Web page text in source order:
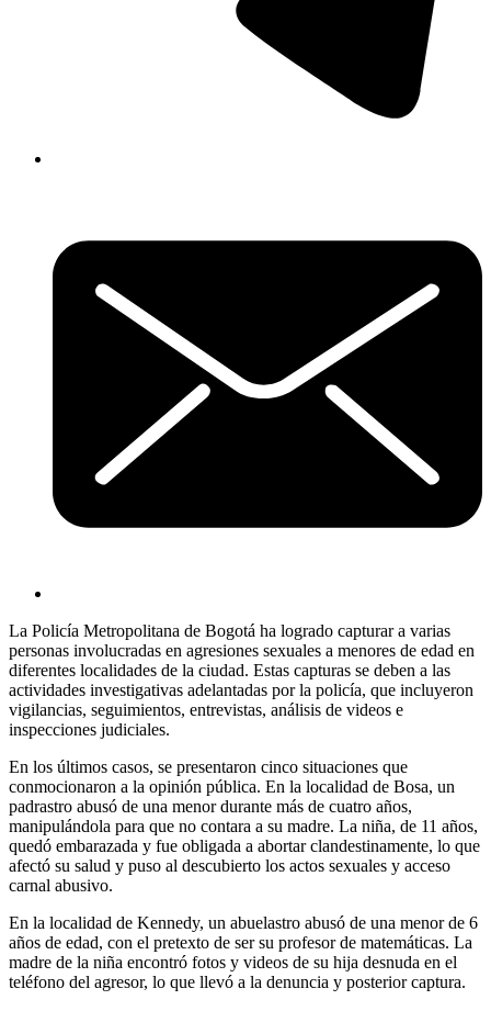
La Policía Metropolitana de Bogotá ha logrado capturar a varias
personas involucradas en agresiones sexuales a menores de edad en
diferentes localidades de la ciudad. Estas capturas se deben a las
actividades investigativas adelantadas por la policía, que incluyeron
vigilancias, seguimientos, entrevistas, análisis de videos e
inspecciones judiciales.
En los últimos casos, se presentaron cinco situaciones que
conmocionaron a la opinión pública. En la localidad de Bosa, un
padrastro abusó de una menor durante más de cuatro años,
manipulándola para que no contara a su madre. La niña, de 11 años,
quedó embarazada y fue obligada a abortar clandestinamente, lo que
afectó su salud y puso al descubierto los actos sexuales y acceso
carnal abusivo.
En la localidad de Kennedy, un abuelastro abusó de una menor de 6
años de edad, con el pretexto de ser su profesor de matemáticas. La
madre de la niña encontró fotos y videos de su hija desnuda en el
teléfono del agresor, lo que llevó a la denuncia y posterior captura.